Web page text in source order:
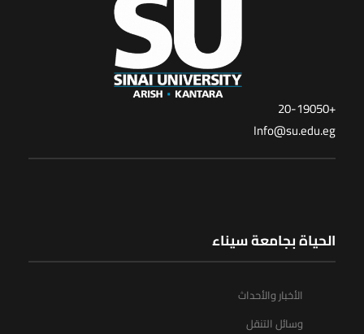
+20-19050
Info@su.edu.eg
الحياة بجامعة سيناء
الأخبار والأحداث
وسائل التنقل